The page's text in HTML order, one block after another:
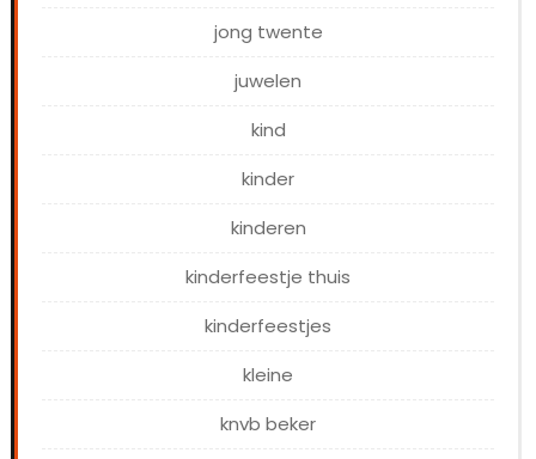
jong twente
juwelen
kind
kinder
kinderen
kinderfeestje thuis
kinderfeestjes
kleine
knvb beker